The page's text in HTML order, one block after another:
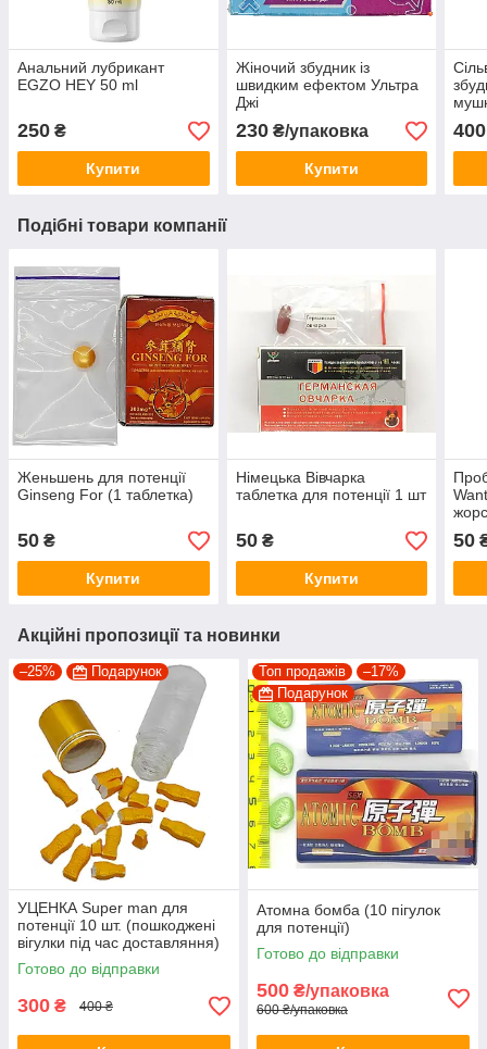
Анальний лубрикант
EGZO HEY 50 ml
250 ₴
Купити
Жіночий збудник із
швидким ефектом Ультра
Джі
230₴/упаковка
Купити
400
Подібні товари компанії
Женьшень для потенції
Ginseng For (1 таблетка)
50 ₴
Купити
Німецька Вівчарка
таблетка для потенції 1 шт
50₴
Купити
50
Акційні пропозиції та новинки
–25% Подарунок
УЦЕНКА Super man для
потенції 10 шт. (пошкоджені
вігулки під час доставляння)
Готово до відправки
300 ₴ 400 ₴
Топ продажів
–17%
Подарунок
Атомна бомба (10 пігулок
для потенції)
Готово до відправки
500 ₴/упаковка
600 ₴/упаковка